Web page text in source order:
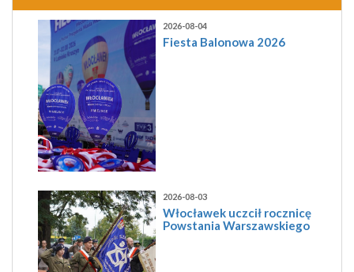
2026-08-04
Fiesta Balonowa 2026
2026-08-03
Włocławek uczcił rocznicę
Powstania Warszawskiego